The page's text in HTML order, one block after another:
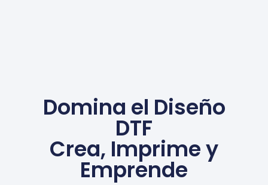
Domina el Diseño
DTF
Crea, Imprime y
Emprende